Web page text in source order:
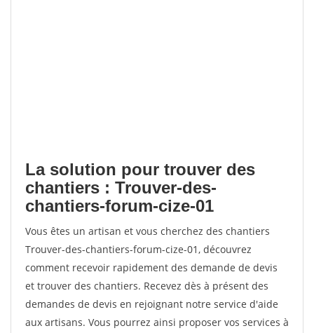
La solution pour trouver des
chantiers : Trouver-des-
chantiers-forum-cize-01
Vous êtes un artisan et vous cherchez des chantiers
Trouver-des-chantiers-forum-cize-01, découvrez
comment recevoir rapidement des demande de devis
et trouver des chantiers. Recevez dès à présent des
demandes de devis en rejoignant notre service d'aide
aux artisans. Vous pourrez ainsi proposer vos services à